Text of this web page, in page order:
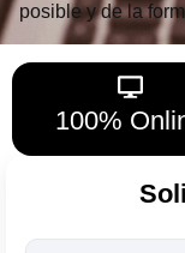
posible y de la
100%
Todos